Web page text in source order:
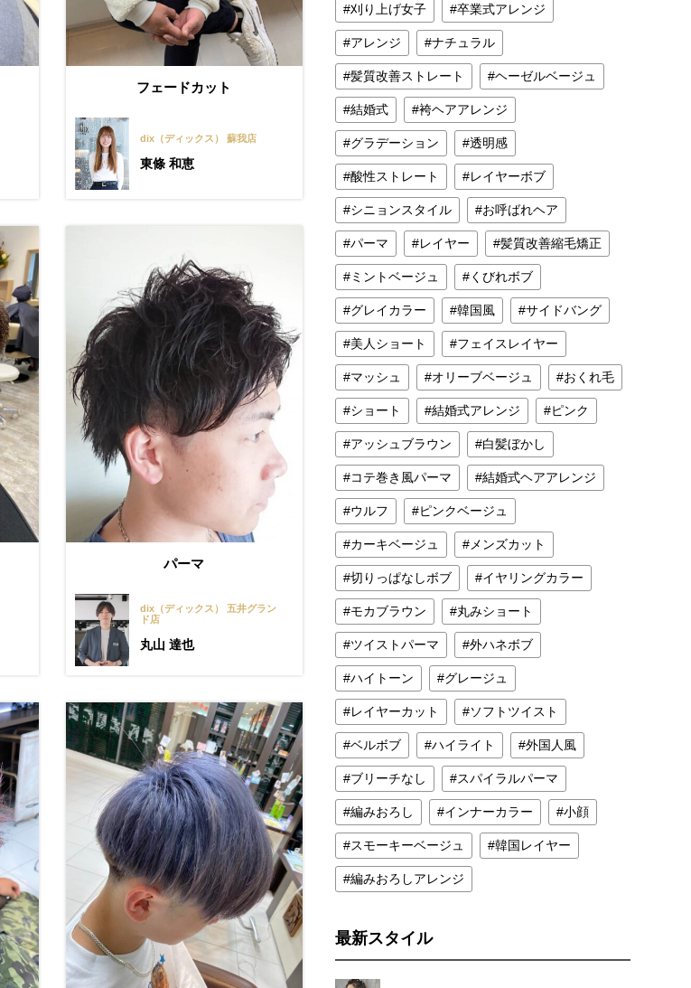
フェードカット
dix（ディックス） 蘇我店
東條 和恵
パーマ
dix（ディックス） 五井グラン
ド店
丸山 達也
刈り上げ女子 卒業式アレンジ
アレンジ ナチュラル
髪質改善ストレート ヘーゼルベージュ
結婚式 袴ヘアアレンジ
グラデーション 透明感
酸性ストレート レイヤーボブ
シニョンスタイル お呼ばれヘア
パーマ レイヤー 髪質改善縮毛矯正
ミントベージュ くびれボブ
グレイカラー 韓国風 サイドバング
美人ショート フェイスレイヤー
マッシュ オリーブベージュ おくれ毛
ショート 結婚式アレンジ ピンク
アッシュブラウン 白髪ぼかし
コテ巻き風パーマ 結婚式ヘアアレンジ
ウルフ ピンクベージュ
カーキベージュ メンズカット
切りっぱなしボブ イヤリングカラー
モカブラウン 丸みショート
ツイストパーマ 外ハネボブ
ハイトーン グレージュ
レイヤーカット ソフトツイスト
ベルボブ ハイライト 外国人風
ブリーチなし スパイラルパーマ
編みおろし インナーカラー 小顔
スモーキーベージュ 韓国レイヤー
編みおろしアレンジ
最新スタイル